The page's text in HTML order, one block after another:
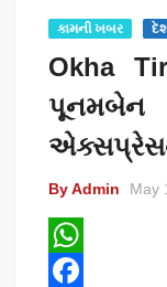
કામની ખબર
Okha
પૂનમબેન
By Admin May
W